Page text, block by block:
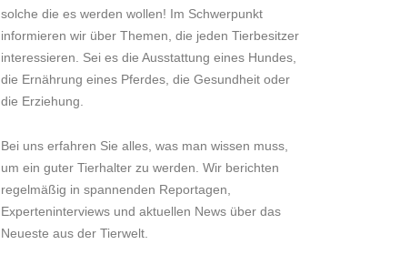
solche die es werden wollen! Im Schwerpunkt
informieren wir über Themen, die jeden Tierbesitzer
interessieren. Sei es die Ausstattung eines Hundes,
die Ernährung eines Pferdes, die Gesundheit oder
die Erziehung.
Bei uns erfahren Sie alles, was man wissen muss,
um ein guter Tierhalter zu werden. Wir berichten
regelmäßig in spannenden Reportagen,
Experteninterviews und aktuellen News über das
Neueste aus der Tierwelt.